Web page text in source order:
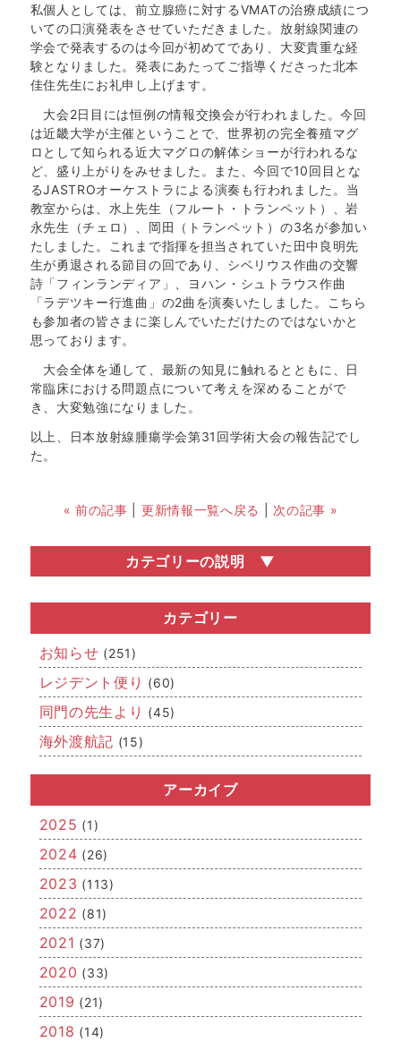
私個人としては、前立腺癌に対するVMATの治療成績につ
いての口演発表をさせていただきました。放射線関連の
学会で発表するのは今回が初めてであり、大変貴重な経
験となりました。発表にあたってご指導くださった北本
佳住先生にお礼申し上げます。
大会2日目には恒例の情報交換会が行われました。今回
は近畿大学が主催ということで、世界初の完全養殖マグ
ロとして知られる近大マグロの解体ショーが行われるな
ど、盛り上がりをみせました。また、今回で10回目とな
るJASTROオーケストラによる演奏も行われました。当
教室からは、水上先生（フルート・トランペット）、岩
永先生（チェロ）、岡田（トランペット）の3名が参加い
たしました。これまで指揮を担当されていた田中良明先
生が勇退される節目の回であり、シベリウス作曲の交響
詩「フィンランディア」、ヨハン・シュトラウス作曲
「ラデツキー行進曲」の2曲を演奏いたしました。こちら
も参加者の皆さまに楽しんでいただけたのではないかと
思っております。
大会全体を通して、最新の知見に触れるとともに、日
常臨床における問題点について考えを深めることがで
き、大変勉強になりました。
以上、日本放射線腫瘍学会第31回学術大会の報告記でし
た。
« 前の記事 更新情報一覧へ戻る 次の記事 »
カテゴリーの説明
医局説明会・勧誘会などの医局行事の情報や、関連学会
の開催情報など、いろいろなお知らせを掲載していま
す。
レジデント便り
どこまでが「若手」なのかはさだかではありませんが、
若手医師（レジデント）からの近況報告です。
同門の先生より
海外渡航記
海外留学報告や国際学会への参加・発表、IAEAを始めと
した国際的な活動など、「世界的」な空気をお届けしま
す。
カテゴリー
お知らせ (251)
レジデント便り (60)
同門の先生より (45)
海外渡航記 (15)
アーカイブ
2025 (1)
2024 (26)
2023 (113)
2022 (81)
2021 (37)
2020 (33)
2019 (21)
2018 (14)